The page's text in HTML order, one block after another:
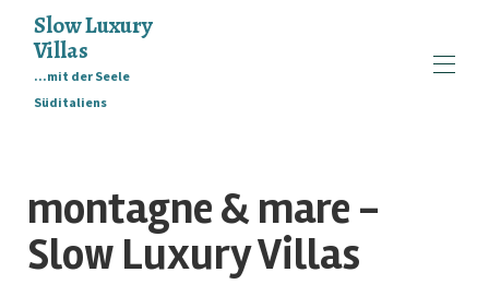
Slow Luxury
Villas
...mit der Seele
Süditaliens
Philosophie
Kontakt
FAQ
Eigentümer
montagne & mare -
Slow Luxury Villas